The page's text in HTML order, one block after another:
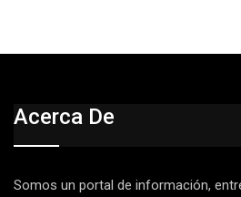
Acerca De
Somos un portal de información,